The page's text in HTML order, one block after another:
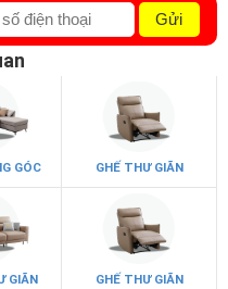
Gửi
GÓC GHẾ THƯ GIÃN
GIÃN GHẾ THƯ GIÃN